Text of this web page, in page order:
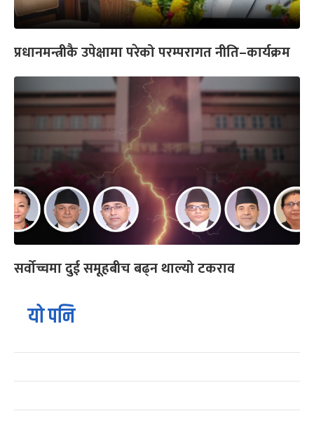
प्रधानमन्त्रीकै उपेक्षामा परेको परम्परागत नीति–कार्यक्रम
सर्वोच्चमा दुई समूहबीच बढ्न थाल्यो टकराव
यो पनि